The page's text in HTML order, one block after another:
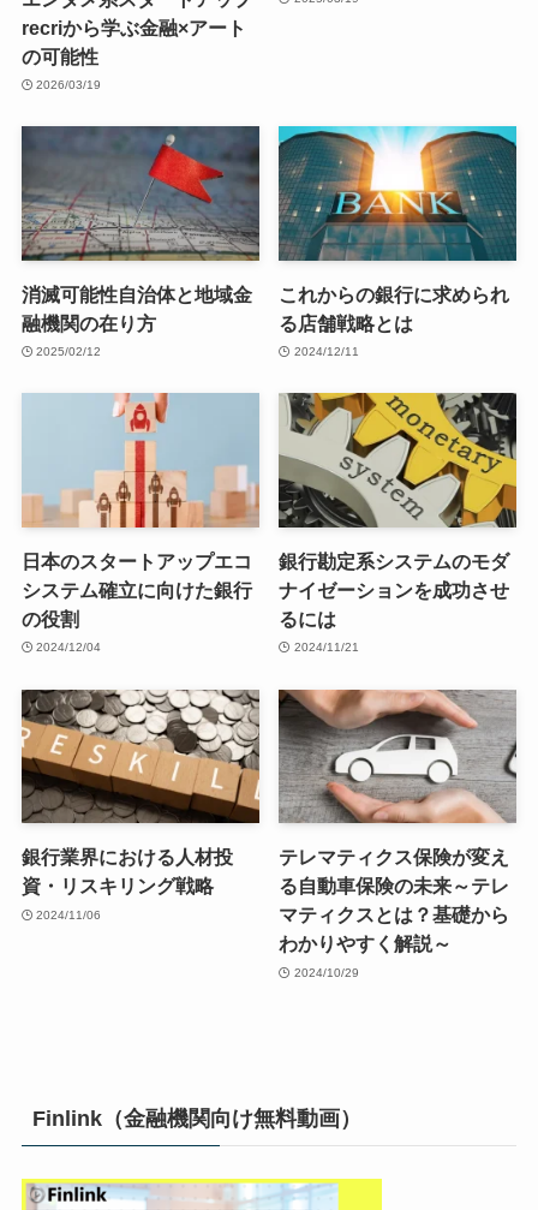
recriから学ぶ金融×アート
の可能性
2026/03/19
消滅可能性自治体と地域金
融機関の在り方
2025/02/12
これからの銀行に求められ
る店舗戦略とは
2024/12/11
日本のスタートアップエコ
システム確立に向けた銀行
の役割
2024/12/04
銀行勘定系システムのモダ
ナイゼーションを成功させ
るには
2024/11/21
銀行業界における人材投
資・リスキリング戦略
2024/11/06
テレマティクス保険が変え
る自動車保険の未来～テレ
マティクスとは？基礎から
わかりやすく解説～
2024/10/29
Finlink（金融機関向け無料動画）